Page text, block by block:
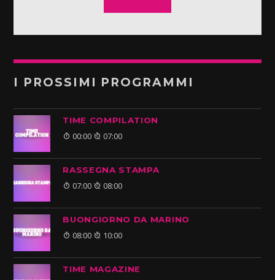
I PROSSIMI PROGRAMMI
TIME COMPILATION
00:00 07:00
RASSEGNA STAMPA
07:00 08:00
BUONGIORNO DA MARINO
08:00 10:00
TIME MAGAZINE